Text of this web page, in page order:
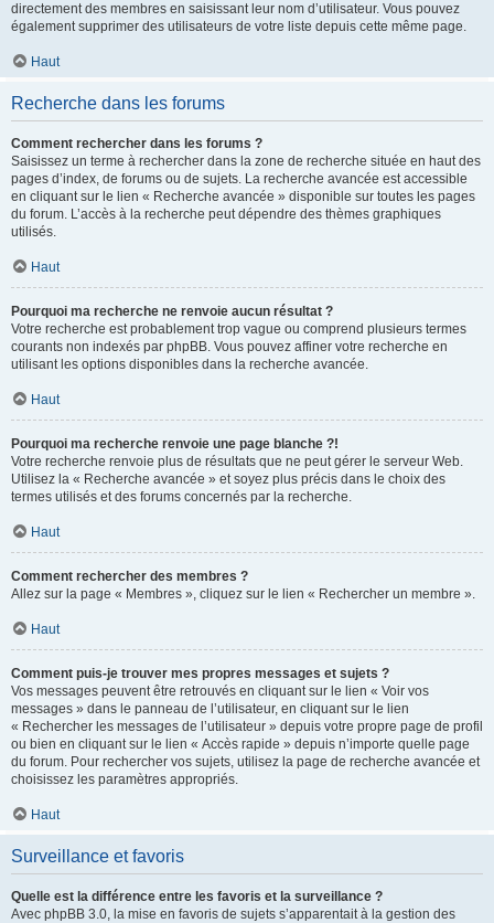
directement des membres en saisissant leur nom d’utilisateur. Vous pouvez
également supprimer des utilisateurs de votre liste depuis cette même page.
Haut
Recherche dans les forums
Comment rechercher dans les forums ?
Saisissez un terme à rechercher dans la zone de recherche située en haut des
pages d’index, de forums ou de sujets. La recherche avancée est accessible
en cliquant sur le lien « Recherche avancée » disponible sur toutes les pages
du forum. L’accès à la recherche peut dépendre des thèmes graphiques
utilisés.
Haut
Pourquoi ma recherche ne renvoie aucun résultat ?
Votre recherche est probablement trop vague ou comprend plusieurs termes
courants non indexés par phpBB. Vous pouvez affiner votre recherche en
utilisant les options disponibles dans la recherche avancée.
Haut
Pourquoi ma recherche renvoie une page blanche ?!
Votre recherche renvoie plus de résultats que ne peut gérer le serveur Web.
Utilisez la « Recherche avancée » et soyez plus précis dans le choix des
termes utilisés et des forums concernés par la recherche.
Haut
Comment rechercher des membres ?
Allez sur la page « Membres », cliquez sur le lien « Rechercher un membre ».
Haut
Comment puis-je trouver mes propres messages et sujets ?
Vos messages peuvent être retrouvés en cliquant sur le lien « Voir vos
messages » dans le panneau de l’utilisateur, en cliquant sur le lien
« Rechercher les messages de l’utilisateur » depuis votre propre page de profil
ou bien en cliquant sur le lien « Accès rapide » depuis n’importe quelle page
du forum. Pour rechercher vos sujets, utilisez la page de recherche avancée et
choisissez les paramètres appropriés.
Haut
Surveillance et favoris
Quelle est la différence entre les favoris et la surveillance ?
Avec phpBB 3.0, la mise en favoris de sujets s’apparentait à la gestion des